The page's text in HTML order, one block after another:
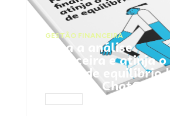
GESTÃO FINANCEIRA
Faça a análise
financeira e atinja o
ponto de equilíbrio |
Prompts ChatGPT